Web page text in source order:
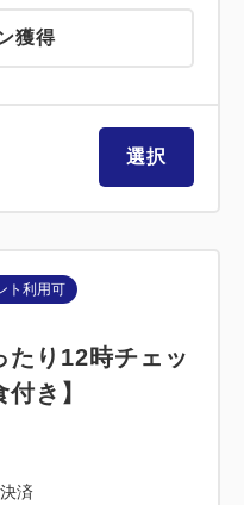
獲得
選択
ト利用可
たり12時チェッ
き】
済